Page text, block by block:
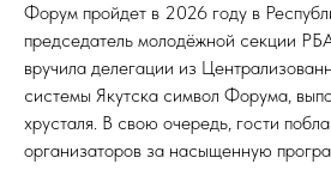
Форум пройдет в 2026 году в
председатель молодёжной секции
вручила делегации из
системы Якутска символ Форума,
хрусталя. В свою очередь, гости
организаторов за насыщенную